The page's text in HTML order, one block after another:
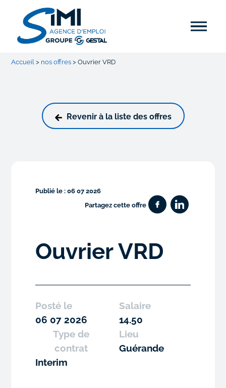
Accueil > nos offres>Ouvrier VRD
Revenir à la liste des offres
Publié le : 06 07 2026
Partagez cette offre
Ouvrier VRD
Posté le
06 07 2026
Salaire
14.50
Type de
contrat
Interim
Lieu
Guérande